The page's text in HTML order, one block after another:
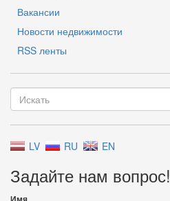
Вакансии
Новости недвижимости
RSS ленты
LV RU EN
Задайте нам вопрос!